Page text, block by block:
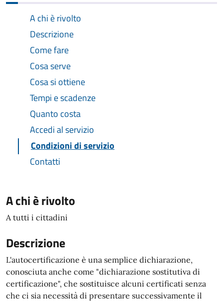
A chi è rivolto
Descrizione
Come fare
Cosa serve
Cosa si ottiene
Tempi e scadenze
Quanto costa
Accedi al servizio
Condizioni di servizio
Contatti
A chi è rivolto
A tutti i cittadini
Descrizione
L'autocertificazione è una semplice dichiarazione,
conosciuta anche come "dichiarazione sostitutiva di
certificazione", che sostituisce alcuni certificati senza
che ci sia necessità di presentare successivamente il